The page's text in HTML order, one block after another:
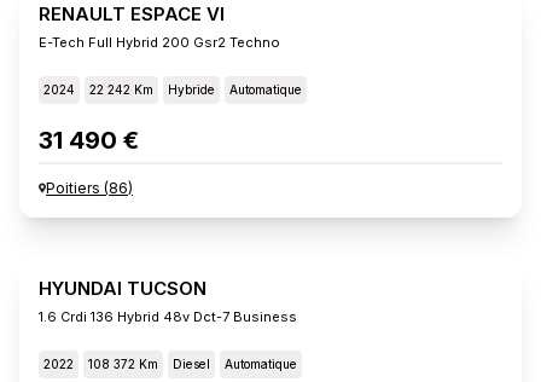
RENAULT ESPACE VI
E-Tech Full Hybrid 200 Gsr2 Techno
2024 22 242 Km Hybride Automatique
31 490 €
Poitiers (86)
HYUNDAI TUCSON
1.6 Crdi 136 Hybrid 48v Dct-7 Business
2022 108 372 Km Diesel Automatique